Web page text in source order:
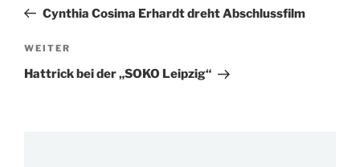
Beitrag
Cynthia Cosima Erhardt dreht Abschlussfilm
Nächster
Beitrag
WEITER
Hattrick bei der „SOKO Leipzig“